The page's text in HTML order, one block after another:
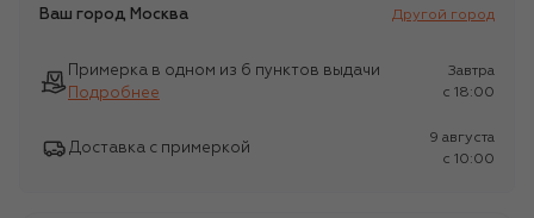
Ваш город Москва Другой город
Примерка в одном из 6 пунктов выдачи
Подробнее
Завтра
c 18:00
Доставка с примеркой
9 августа
c 10:00